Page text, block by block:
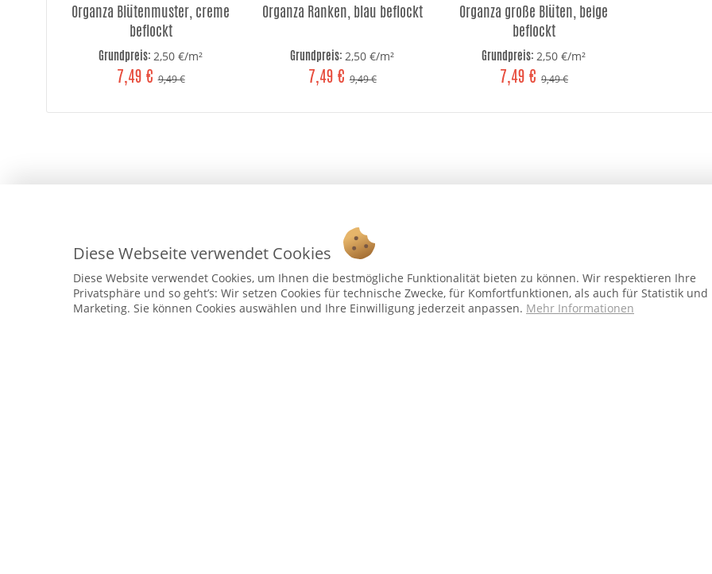
Organza Blütenmuster, creme
beflockt
Grundpreis: 2,50 €/m²
7,49 € 9,49 €
Organza Ranken, blau beflockt
Grundpreis: 2,50 €/m²
7,49 € 9,49 €
Organza große Blüten, beige
beflockt
Grundpreis: 2,50 €/m²
7,49 € 9,49 €
Service Hotline Shop Service
Diese Webseite verwendet Cookies
Diese Website verwendet Cookies, um Ihnen die bestmögliche Funktionalität bieten zu können. Wir respektieren Ihre
Privatsphäre und so geht’s: Wir setzen Cookies für technische Zwecke, für Komfortfunktionen, als auch für Statistik und
Marketing. Sie können Cookies auswählen und Ihre Einwilligung jederzeit anpassen. Mehr Informationen